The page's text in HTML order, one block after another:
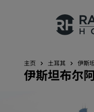
我们的品牌
丽笙酒店集团品牌
主页 土耳其 伊斯
伊斯坦布尔